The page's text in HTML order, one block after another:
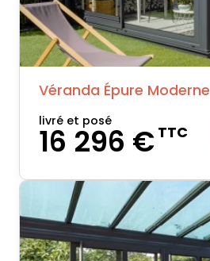
Véranda Épure Moderne
livré et posé
16 296 €TTC